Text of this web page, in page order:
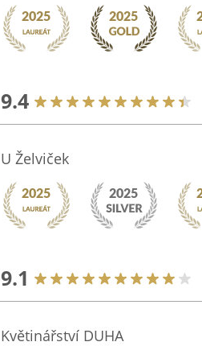
9.4
U Želviček
9.1
Květinářství DUHA